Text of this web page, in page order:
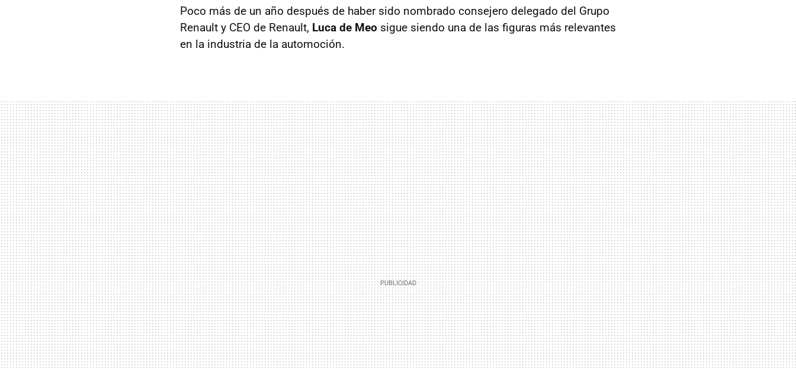
Poco más de un año después de haber sido nombrado consejero delegado del Grupo
Renault y CEO de Renault, Luca de Meo sigue siendo una de las figuras más relevantes
en la industria de la automoción.